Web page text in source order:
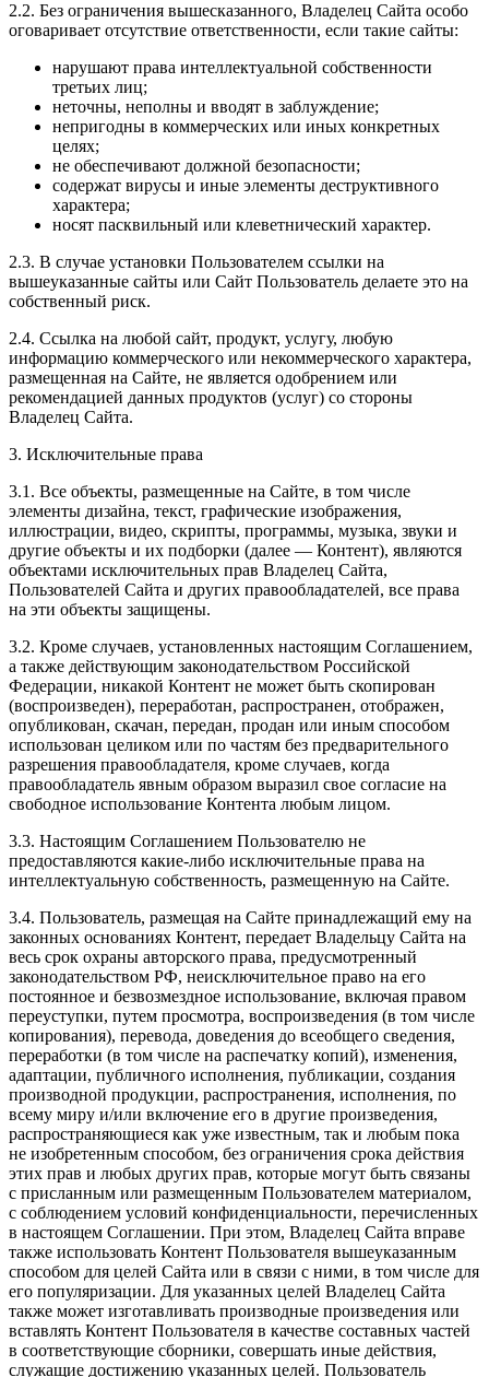
2.2. Без ограничения вышесказанного, Владелец Сайта особо
оговаривает отсутствие ответственности, если такие сайты:
нарушают права интеллектуальной собственности
третьих лиц;
неточны, неполны и вводят в заблуждение;
непригодны в коммерческих или иных конкретных
целях;
не обеспечивают должной безопасности;
содержат вирусы и иные элементы деструктивного
характера;
носят пасквильный или клеветнический характер.
2.3. В случае установки Пользователем ссылки на
вышеуказанные сайты или Сайт Пользователь делаете это на
собственный риск.
2.4. Ссылка на любой сайт, продукт, услугу, любую
информацию коммерческого или некоммерческого характера,
размещенная на Сайте, не является одобрением или
рекомендацией данных продуктов (услуг) со стороны
Владелец Сайта.
3. Исключительные права
3.1. Все объекты, размещенные на Сайте, в том числе
элементы дизайна, текст, графические изображения,
иллюстрации, видео, скрипты, программы, музыка, звуки и
другие объекты и их подборки (далее — Контент), являются
объектами исключительных прав Владелец Сайта,
Пользователей Сайта и других правообладателей, все права
на эти объекты защищены.
3.2. Кроме случаев, установленных настоящим Соглашением,
а также действующим законодательством Российской
Федерации, никакой Контент не может быть скопирован
(воспроизведен), переработан, распространен, отображен,
опубликован, скачан, передан, продан или иным способом
использован целиком или по частям без предварительного
разрешения правообладателя, кроме случаев, когда
правообладатель явным образом выразил свое согласие на
свободное использование Контента любым лицом.
3.3. Настоящим Соглашением Пользователю не
предоставляются какие-либо исключительные права на
интеллектуальную собственность, размещенную на Сайте.
3.4. Пользователь, размещая на Сайте принадлежащий ему на
законных основаниях Контент, передает Владельцу Сайта на
весь срок охраны авторского права, предусмотренный
законодательством РФ, неисключительное право на его
постоянное и безвозмездное использование, включая правом
переуступки, путем просмотра, воспроизведения (в том числе
копирования), перевода, доведения до всеобщего сведения,
переработки (в том числе на распечатку копий), изменения,
адаптации, публичного исполнения, публикации, создания
производной продукции, распространения, исполнения, по
всему миру и/или включение его в другие произведения,
распространяющиеся как уже известным, так и любым пока
не изобретенным способом, без ограничения срока действия
этих прав и любых других прав, которые могут быть связаны
с присланным или размещенным Пользователем материалом,
с соблюдением условий конфиденциальности, перечисленных
в настоящем Соглашении. При этом, Владелец Сайта вправе
также использовать Контент Пользователя вышеуказанным
способом для целей Сайта или в связи с ними, в том числе для
его популяризации. Для указанных целей Владелец Сайта
также может изготавливать производные произведения или
вставлять Контент Пользователя в качестве составных частей
в соответствующие сборники, совершать иные действия,
служащие достижению указанных целей. Пользователь